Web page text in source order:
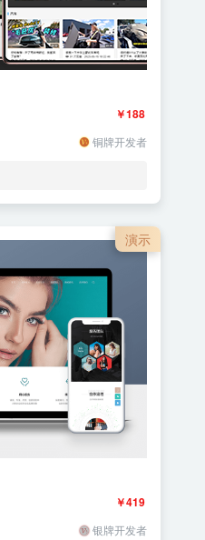
￥188
铜牌开发者
演示
￥419
银牌开发者